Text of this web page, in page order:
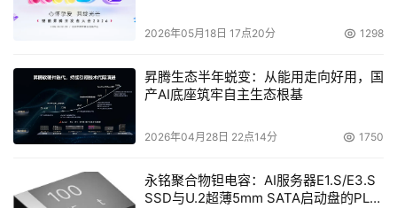
2026年05月18日 17点20分 1298
昇腾生态半年蜕变：从能用走向好用，国
产AI底座筑牢自主生态根基
2026年04月28日 22点14分 1750
永铭聚合物钽电容：AI服务器E1.S/E3.S
SSD与U.2超薄5mm SATA启动盘的PLP